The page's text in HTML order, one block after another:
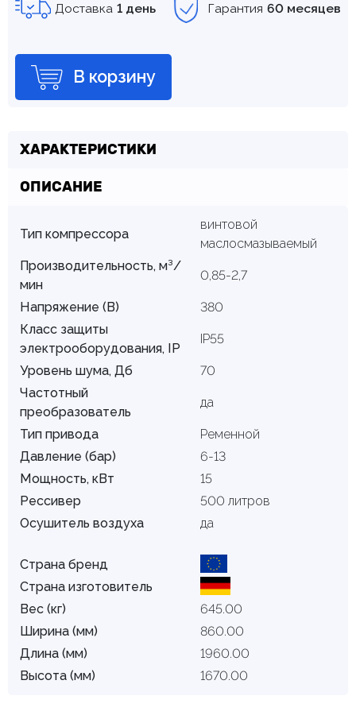
Доставка 1 день Гарантия 60 месяцев
В корзину
ХАРАКТЕРИСТИКИ
ОПИСАНИЕ
Тип компрессора
винтовой
маслосмазываемый
Производительность, м³/
мин
0,85-2,7
Напряжение (В)
380
Класс защиты
электрооборудования, IP
IP55
Уровень шума, Дб
70
Частотный
преобразователь
да
Тип привода
Ременной
Давление (бар)
6-13
Мощность, кВт
15
Рессивер
500 литров
Осушитель воздуха
да
Страна бренд
Страна изготовитель
Вес (кг)
645.00
Ширина (мм)
860.00
Длина (мм)
1960.00
Высота (мм)
1670.00